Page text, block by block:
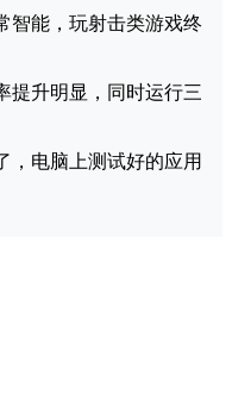
智能，玩射击类游戏终
提升明显，同时运行三
，电脑上测试好的应用